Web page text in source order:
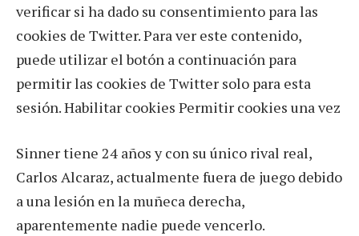
verificar si ha dado su consentimiento para las
cookies de Twitter. Para ver este contenido,
puede utilizar el botón a continuación para
permitir las cookies de Twitter solo para esta
sesión. Habilitar cookies Permitir cookies una vez
Sinner tiene 24 años y con su único rival real,
Carlos Alcaraz, actualmente fuera de juego debido
a una lesión en la muñeca derecha,
aparentemente nadie puede vencerlo.